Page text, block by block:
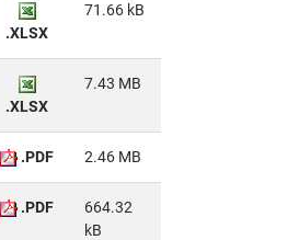
.XLSX
71.66 kB
.XLSX
7.43 MB
.PDF 2.46 MB
.PDF
664.32
kB